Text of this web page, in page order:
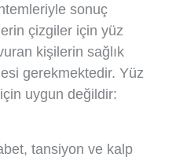
sonuç
çizgiler için yüz
kişilerin sağlık
gerekmektedir. Yüz
uygun değildir:
tansiyon ve kalp